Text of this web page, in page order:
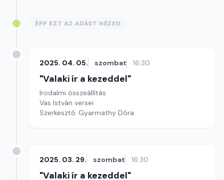
ÉPP EZT AZ ADÁST NÉZED
2025. 04. 05. szombat 16:30
"Valaki ír a kezeddel"
Irodalmi összeállítás
Vas István versei
Szerkesztő: Gyarmathy Dóra
2025. 03. 29. szombat 16:30
"Valaki ír a kezeddel"